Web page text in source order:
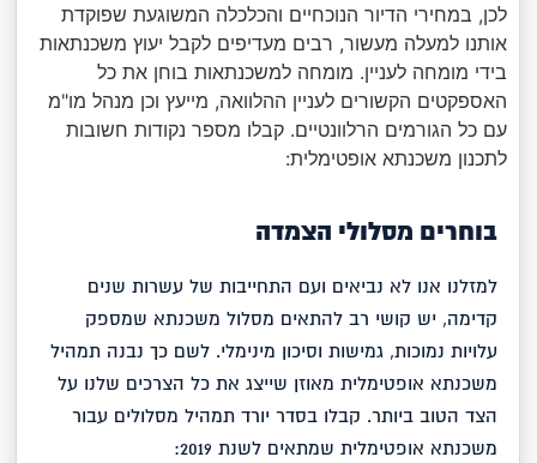
לכן, במחירי הדיור הנוכחיים והכלכלה המשוגעת שפוקדת
אותנו למעלה מעשור, רבים מעדיפים לקבל יעוץ משכנתאות
בידי מומחה לעניין. מומחה למשכנתאות בוחן את כל
האספקטים הקשורים לעניין ההלוואה, מייעץ וכן מנהל מו"מ
עם כל הגורמים הרלוונטיים. קבלו מספר נקודות חשובות
לתכנון משכנתא אופטימלית:
בוחרים מסלולי הצמדה
למזלנו אנו לא נביאים ועם התחייבות של עשרות שנים
קדימה, יש קושי רב להתאים מסלול משכנתא שמספק
עלויות נמוכות, גמישות וסיכון מינימלי. לשם כך נבנה תמהיל
משכנתא אופטימלית מאוזן שייצג את כל הצרכים שלנו על
הצד הטוב ביותר. קבלו בסדר יורד תמהיל מסלולים עבור
משכנתא אופטימלית שמתאים לשנת 2019: